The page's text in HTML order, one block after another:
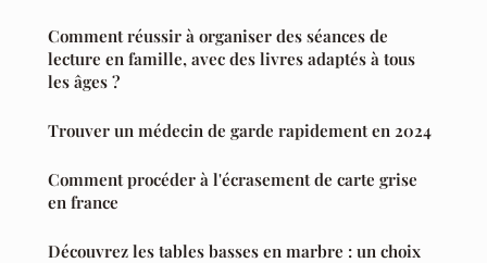
Comment réussir à organiser des séances de
lecture en famille, avec des livres adaptés à tous
les âges ?
Trouver un médecin de garde rapidement en 2024
Comment procéder à l'écrasement de carte grise
en france
Découvrez les tables basses en marbre : un choix